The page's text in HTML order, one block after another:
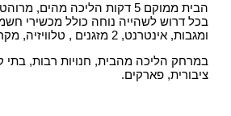
הבית ממוקם 5 דקות הליכה מהים,
בכל דרוש לשהייה נוחה כולל מכשירי
ומגבות, אינטרנט, 2 מזגנים , טלוויזיה, מקרר, מכונת כביסה.
במרחק הליכה מהבית, חנויות רבות,
ציבורית, פארקים.